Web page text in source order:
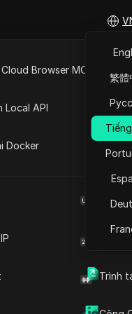
Trình
Trình
Browser MCP
Local API
Docker
繁體
Hướng
Đặt câu hỏi
Mở
Đặt
Mở